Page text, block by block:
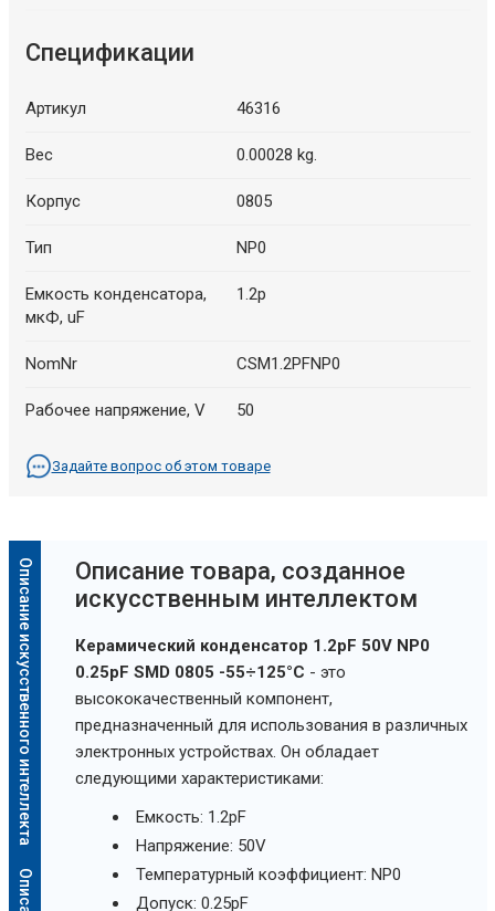
Спецификации
Артикул 46316
Вес 0.00028 kg.
Корпус 0805
Тип NP0
Емкость конденсатора,
мкФ, uF
1.2p
NomNr CSM1.2PFNP0
Рабочее напряжение, V 50
Задайте вопрос об этом товаре
Описание искусственного интеллекта
Oписание товара, созданное
искусственным интеллектом
Керамический конденсатор 1.2pF 50V NP0
0.25pF SMD 0805 -55÷125°C - это
высококачественный компонент,
предназначенный для использования в различных
электронных устройствах. Он обладает
следующими характеристиками:
Емкость: 1.2pF
Напряжение: 50V
Температурный коэффициент: NP0
Допуск: 0.25pF